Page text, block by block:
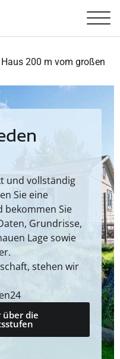
200 m vom großen
und vollständig
Sie eine
bekommen Sie
Grundrisse,
Lage sowie
stehen wir
über die